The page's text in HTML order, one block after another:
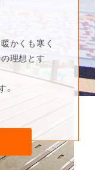
かくも寒く
理想とす